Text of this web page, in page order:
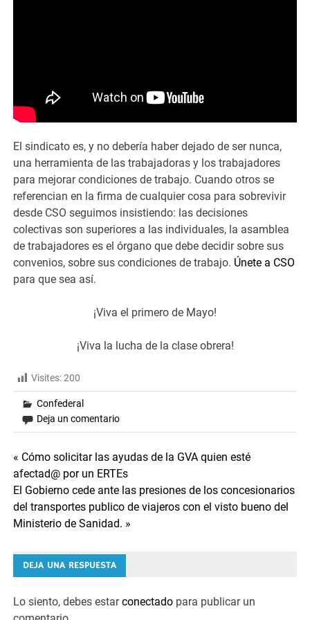
El sindicato es, y no debería haber dejado de ser nunca,
una herramienta de las trabajadoras y los trabajadores
para mejorar condiciones de trabajo. Cuando otros se
referencian en la firma de cualquier cosa para sobrevivir
desde CSO seguimos insistiendo: las decisiones
colectivas son superiores a las individuales, la asamblea
de trabajadores es el órgano que debe decidir sobre sus
convenios, sobre sus condiciones de trabajo. Únete a CSO
para que sea así.
¡Viva el primero de Mayo!
¡Viva la lucha de la clase obrera!
Visites:200
Confederal
Deja un comentario
Navegación
de
entradas
« Cómo solicitar las ayudas de la GVA quien esté
afectad@ por un ERTEs
El Gobierno cede ante las presiones de los concesionarios
del transportes publico de viajeros con el visto bueno del
Ministerio de Sanidad. »
DEJA UNA RESPUESTA
Lo siento, debes estarconectado para publicar un